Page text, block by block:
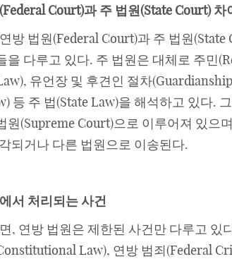
(Federal Court)과 주 법원(State Court) 차
방 법원(Federal Court)과 주 법원
을 다루고 있다. 주 법원은 대체로 주민
유언장 및 후견인 절차
등 주 법(State Law)을 해석하고 있다.
원(Supreme Court)으로 이루어져 있으
되거나 다른 법원으로 이송된다.
서 처리되는 사건
, 연방 법원은 제한된 사건만 다루고
Law), 연방 범죄(Federal